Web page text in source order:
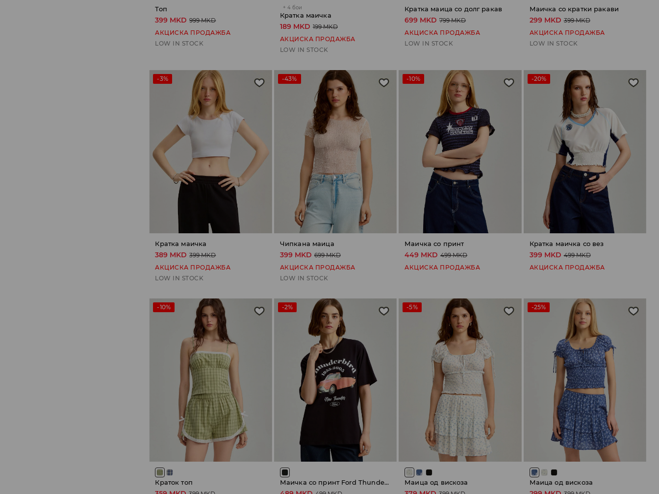
Топ
399 MKD 999 MKD
АКЦИСКА ПРОДАЖБА
LOW IN STOCK
+ 4 бои
Кратка маичка
189 MKD 199 MKD
АКЦИСКА ПРОДАЖБА
LOW IN STOCK
Кратка маица со долг ракав
699 MKD 799 MKD
АКЦИСКА ПРОДАЖБА
LOW IN STOCK
Маичка со кратки ракави
299 MKD 399 MKD
АКЦИСКА ПРОДАЖБА
LOW IN STOCK
-3%
Кратка маичка
389 MKD 399 MKD
АКЦИСКА ПРОДАЖБА
LOW IN STOCK
-43%
Чипкана маица
399 MKD 699 MKD
АКЦИСКА ПРОДАЖБА
LOW IN STOCK
-10%
Маичка со принт
449 MKD 499 MKD
АКЦИСКА ПРОДАЖБА
-20%
Кратка маичка со вез
399 MKD 499 MKD
АКЦИСКА ПРОДАЖБА
-10%
Краток топ
-2%
Маичка со принт Ford Thunderbird
-5%
Маица од вискоза
-25%
Маица од вискоза